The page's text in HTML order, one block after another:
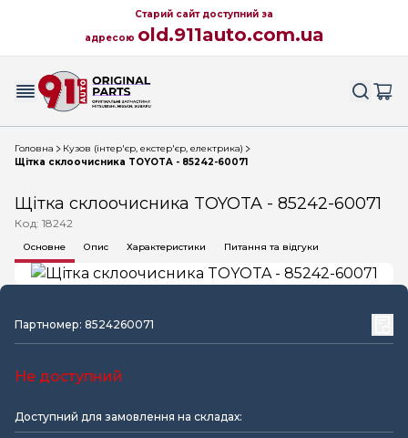
Старий сайт доступний за
адресою old.911auto.com.ua
Головна
Кузов (інтер'єр, екстер'єр, електрика)
Щітка склоочисника TOYOTA - 85242-60071
Щітка склоочисника TOYOTA - 85242-60071
Код: 18242
Основне Опис Характеристики Питання та відгуки
Партномер: 8524260071
Не доступний
Доступний для замовлення на складах: